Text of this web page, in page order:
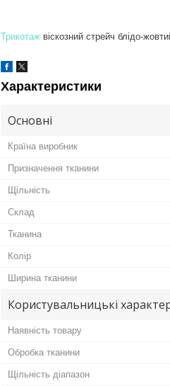
Трикотаж віскозний стрейч блідо-
Характеристики
Основні
Країна виробник
Призначення тканини
Щільність
Склад
Тканина
Колір
Ширина тканини
Користувальницькі
Наявність товару
Обробка тканини
Щільність діапазон